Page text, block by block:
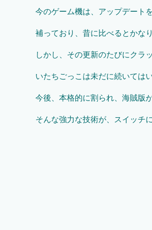
今のゲーム機は、アップデート
補っており、昔に比べるとかな
しかし、その更新のたびにクラ
いたちごっこは未だに続いては
今後、本格的に割られ、海賊版
そんな強力な技術が、スイッチ